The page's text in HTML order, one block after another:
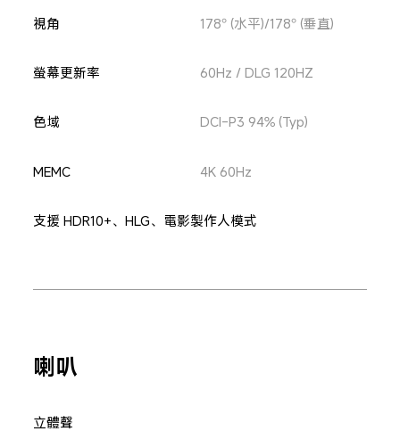
視角 178° (水平)/178° (垂直)
螢幕更新率 60Hz / DLG 120HZ
色域 DCI-P3 94% (Typ)
MEMC 4K 60Hz
支援 HDR10+、HLG、電影製作人模式
喇叭
立體聲